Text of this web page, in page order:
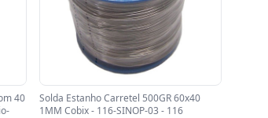
40
Solda Estanho Carretel 500GR 60x40
1MM Cobix - 116-SINOP-03 - 116